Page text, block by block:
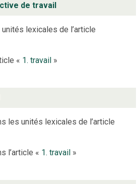
de travail
lexicales de l’article
« 1. travail »
les unités lexicales de l’article
l’article « 1. travail»